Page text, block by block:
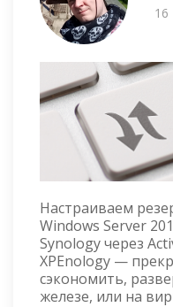
Настраиваем
Windows Server
Synology через
XPEnology —
сэкономить,
железе, или на